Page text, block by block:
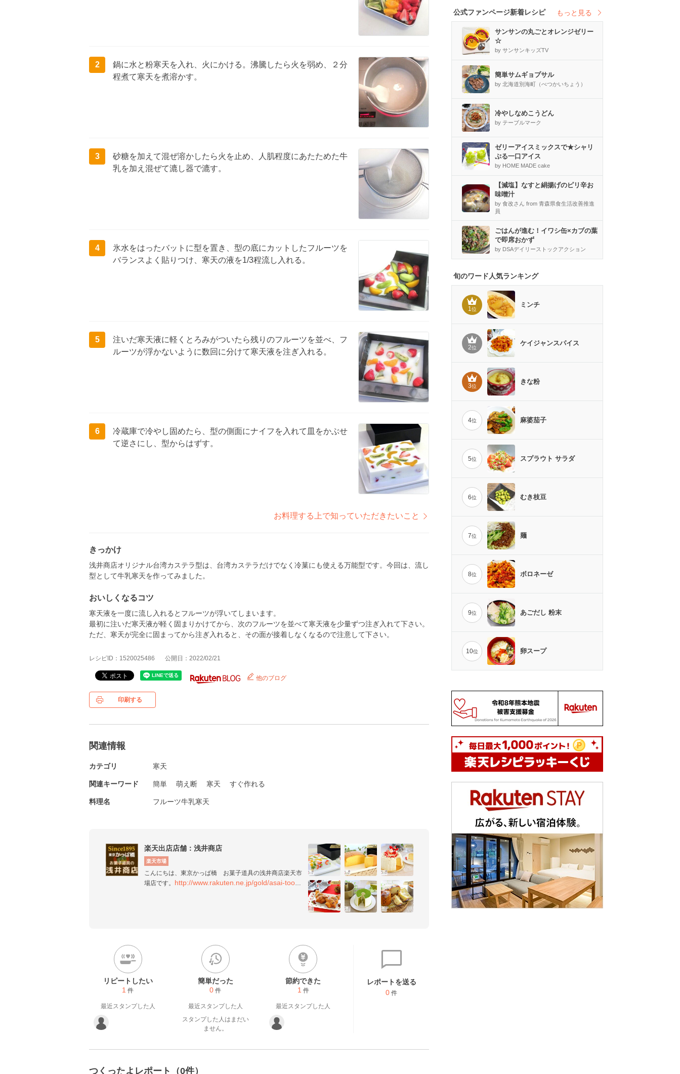
2
鍋に水と粉寒天を入れ、火にかける。沸騰したら火を弱め、２分
程煮て寒天を煮溶かす。
3
砂糖を加えて混ぜ溶かしたら火を止め、人肌程度にあたためた牛
乳を加え混ぜて漉し器で漉す。
4
氷水をはったバットに型を置き、型の底にカットしたフルーツを
バランスよく貼りつけ、寒天の液を1/3程流し入れる。
5
注いだ寒天液に軽くとろみがついたら残りのフルーツを並べ、フ
ルーツが浮かないように数回に分けて寒天液を注ぎ入れる。
6
冷蔵庫で冷やし固めたら、型の側面にナイフを入れて皿をかぶせ
て逆さにし、型からはずす。
お料理する上で知っていただきたいこと
きっかけ
浅井商店オリジナル台湾カステラ型は、台湾カステラだけでなく冷菓にも使える万能型です。今回は、流し
型として牛乳寒天を作ってみました。
おいしくなるコツ
寒天液を一度に流し入れるとフルーツが浮いてしまいます。
最初に注いだ寒天液が軽く固まりかけてから、次のフルーツを並べて寒天液を少量ずつ注ぎ入れて下さい。
ただ、寒天が完全に固まってから注ぎ入れると、その面が接着しなくなるので注意して下さい。
レシピID：1520025486 公開日：2022/02/21
他のブログ
印刷する
関連情報
カテゴリ 寒天
関連キーワード 簡単 萌え断 寒天 すぐ作れる
料理名 フルーツ牛乳寒天
楽天出店店舗：浅井商店
楽天市場
こんにちは、東京かっぱ橋　お菓子道具の浅井商店楽天市
場店です。 http://www.rakuten.ne.jp/gold/asai-tool/
リピートしたい
1 件
最近スタンプした人
簡単だった
0 件
最近スタンプした人
スタンプした人はまだい
ません。
節約できた
1 件
最近スタンプした人
レポートを送る
0 件
つくったよレポート（0件）
公式ファンページ新着レシピ もっと見る
サンサンの丸ごとオレンジゼリー
☆
by サンサンキッズTV
簡単サムギョプサル
by 北海道別海町（べつかいちょう）
冷やしなめこうどん
by テーブルマーク
ゼリーアイスミックスで★シャリ
ぷる一口アイス
by HOME MADE cake
【減塩】なすと絹揚げのピリ辛お
味噌汁
by 食改さん from 青森県食生活改善推進
員
ごはんが進む！イワシ缶×カブの葉
で即席おかず
by DSAデイリーストックアクション
旬のワード人気ランキング
1位
ミンチ
2位
ケイジャンスパイス
3位
きな粉
4位 麻婆茄子
5位 スプラウト サラダ
6位 むき枝豆
7位 麺
8位 ボロネーゼ
9位 あごだし 粉末
10位 卵スープ